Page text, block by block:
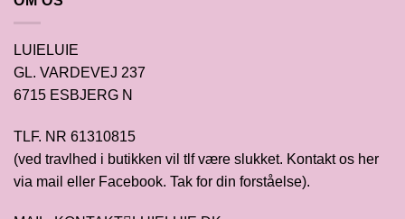
LUIELUIE
GL. VARDEVEJ 237
6715 ESBJERG N
TLF. NR 61310815
(ved travlhed i butikken vil tlf være slukket. Kontakt os her
via mail eller Facebook. Tak for din forståelse).